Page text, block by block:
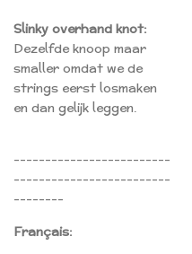
Slinky overhand knot:
Dezelfde knoop maar
smaller omdat we de
strings eerst losmaken
en dan gelijk leggen.
-------------------------
-------------------------
--------
Français: